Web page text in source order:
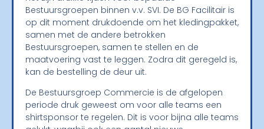
Bestuursgroepen binnen v.v. SVI. De BG Facilitair is
op dit moment drukdoende om het kledingpakket,
samen met de andere betrokken
Bestuursgroepen, samen te stellen en de
maatvoering vast te leggen. Zodra dit geregeld is,
kan de bestelling de deur uit.
De Bestuursgroep Commercie is de afgelopen
periode druk geweest om voor alle teams een
shirtsponsor te regelen. Dit is voor bijna alle teams